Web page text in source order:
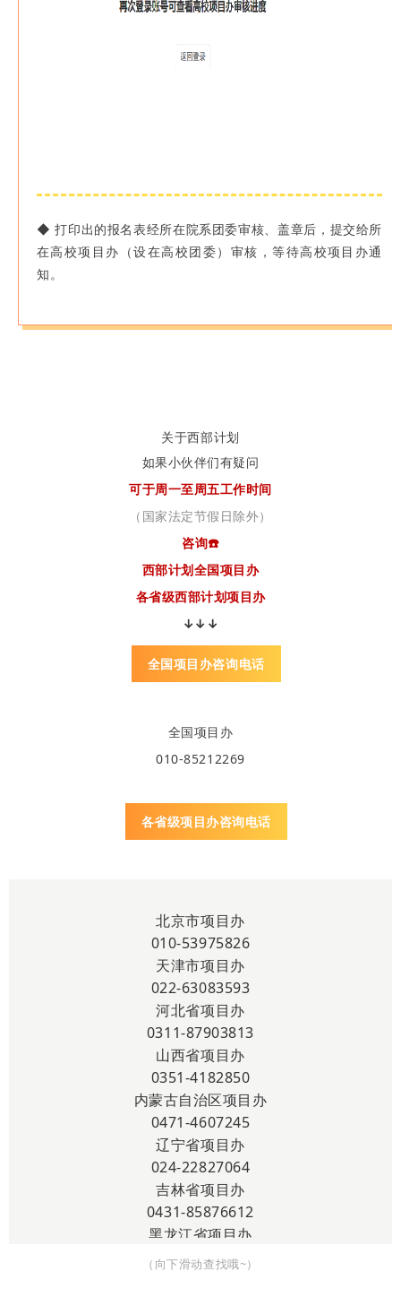
◆打印出的报名表经所在院系团委审核、盖章后，提交给所
在高校项目办（设在高校团委）审核，等待高校项目办通
知。
关于西部计划
如果小伙伴们有疑问
可于周一至周五工作时间
（国家法定节假日除外）
咨询☎️
西部计划全国项目办
各省级西部计划项目办
↓↓↓
全国项目办咨询电话
全国项目办
010-85212269
各省级项目办咨询电话
北京市项目办
010-53975826
天津市项目办
022-63083593
河北省项目办
0311-87903813
山西省项目办
0351-4182850
内蒙古自治区项目办
0471-4607245
辽宁省项目办
024-22827064
吉林省项目办
0431-85876612
黑龙江省项目办
0451-58019086
（向下滑动查找哦~）